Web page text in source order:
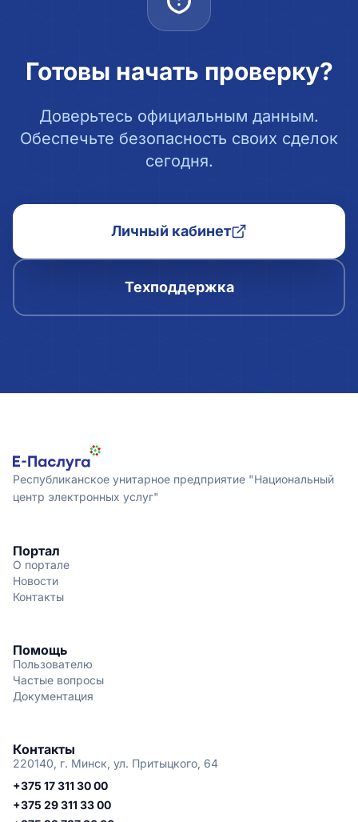
Готовы начать проверку?
Доверьтесь официальным данным.
Обеспечьте безопасность своих сделок
сегодня.
Личный кабинет
Техподдержка
Республиканское унитарное предприятие "Национальный
центр электронных услуг"
Портал
О портале
Новости
Контакты
Помощь
Пользователю
Частые вопросы
Документация
Контакты
220140, г. Минск, ул. Притыцкого, 64
+375 17 311 30 00
+375 29 311 33 00